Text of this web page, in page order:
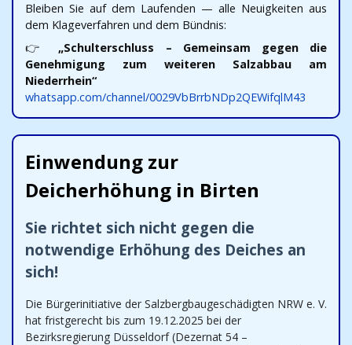
Bleiben Sie auf dem Laufenden — alle Neuigkeiten aus
dem Klageverfahren und dem Bündnis:
👉 „Schulterschluss – Gemeinsam gegen die
Genehmigung zum weiteren Salzabbau am
Niederrhein“
whatsapp.com/channel/0029VbBrrbNDp2QEWifqlM43
Einwendung zur
Deicherhöhung in Birten
Sie richtet sich nicht gegen die
notwendige Erhöhung des Deiches an
sich!
Die Bürgerinitiative der Salzbergbaugeschädigten NRW e. V.
hat fristgerecht bis zum 19.12.2025 bei der
Bezirksregierung Düsseldorf (Dezernat 54 –